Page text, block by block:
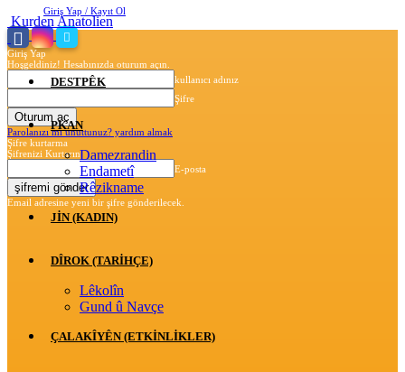
Giriş Yap / Kayıt Ol
Giriş Yap
Hoşgeldiniz! Hesabınızda oturum açın.
kullanıcı adınız
Şifre
Parolanızı mı unuttunuz? yardım almak
Şifre kurtarma
Şifrenizi Kurtarın
E-posta
Email adresine yeni bir şifre gönderilecek.
Kurden Anatolien
DESTPÊK
PKAN
Damezrandin
Endametî
Rêzikname
JİN (KADIN)
DÎROK (TARİHÇE)
Lêkolîn
Gund û Navçe
ÇALAKÎYÊN (ETKINLIKLER)